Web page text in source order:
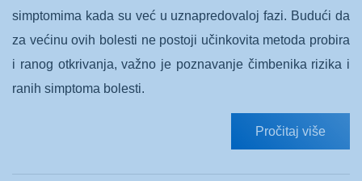
simptomima kada su već u uznapredovaloj fazi. Budući da
za većinu ovih bolesti ne postoji učinkovita metoda probira
i ranog otkrivanja, važno je poznavanje čimbenika rizika i
ranih simptoma bolesti.
Pročitaj više